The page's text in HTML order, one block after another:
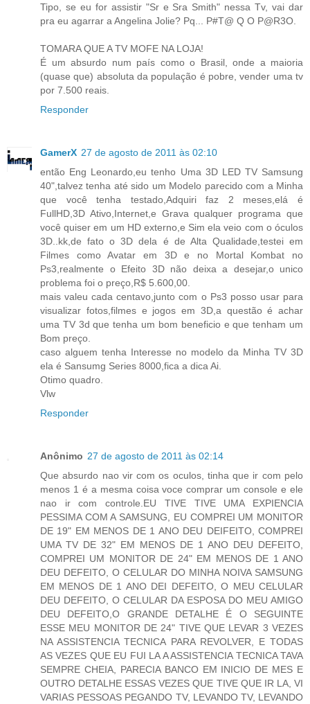
Tipo, se eu for assistir "Sr e Sra Smith" nessa Tv, vai dar
pra eu agarrar a Angelina Jolie? Pq... P#T@ Q O P@R3O.
TOMARA QUE A TV MOFE NA LOJA!
É um absurdo num país como o Brasil, onde a maioria
(quase que) absoluta da população é pobre, vender uma tv
por 7.500 reais.
Responder
GamerX 27 de agosto de 2011 às 02:10
então Eng Leonardo,eu tenho Uma 3D LED TV Samsung
40",talvez tenha até sido um Modelo parecido com a Minha
que você tenha testado,Adquiri faz 2 meses,elá é
FullHD,3D Ativo,Internet,e Grava qualquer programa que
você quiser em um HD externo,e Sim ela veio com o óculos
3D..kk,de fato o 3D dela é de Alta Qualidade,testei em
Filmes como Avatar em 3D e no Mortal Kombat no
Ps3,realmente o Efeito 3D não deixa a desejar,o unico
problema foi o preço,R$ 5.600,00.
mais valeu cada centavo,junto com o Ps3 posso usar para
visualizar fotos,filmes e jogos em 3D,a questão é achar
uma TV 3d que tenha um bom beneficio e que tenham um
Bom preço.
caso alguem tenha Interesse no modelo da Minha TV 3D
ela é Sansumg Series 8000,fica a dica Ai.
Otimo quadro.
Vlw
Responder
Anônimo 27 de agosto de 2011 às 02:14
Que absurdo nao vir com os oculos, tinha que ir com pelo
menos 1 é a mesma coisa voce comprar um console e ele
nao ir com controle.EU TIVE TIVE UMA EXPIENCIA
PESSIMA COM A SAMSUNG, EU COMPREI UM MONITOR
DE 19" EM MENOS DE 1 ANO DEU DEIFEITO, COMPREI
UMA TV DE 32" EM MENOS DE 1 ANO DEU DEFEITO,
COMPREI UM MONITOR DE 24" EM MENOS DE 1 ANO
DEU DEFEITO, O CELULAR DO MINHA NOIVA SAMSUNG
EM MENOS DE 1 ANO DEI DEFEITO, O MEU CELULAR
DEU DEFEITO, O CELULAR DA ESPOSA DO MEU AMIGO
DEU DEFEITO,O GRANDE DETALHE É O SEGUINTE
ESSE MEU MONITOR DE 24" TIVE QUE LEVAR 3 VEZES
NA ASSISTENCIA TECNICA PARA REVOLVER, E TODAS
AS VEZES QUE EU FUI LA A ASSISTENCIA TECNICA TAVA
SEMPRE CHEIA, PARECIA BANCO EM INICIO DE MES E
OUTRO DETALHE ESSAS VEZES QUE TIVE QUE IR LA, VI
VARIAS PESSOAS PEGANDO TV, LEVANDO TV, LEVANDO